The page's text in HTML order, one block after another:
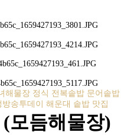
해물장 정식 전복솥밥 문어솥밥
송투데이 해운대 솥밥 맛집
모듬해물장)